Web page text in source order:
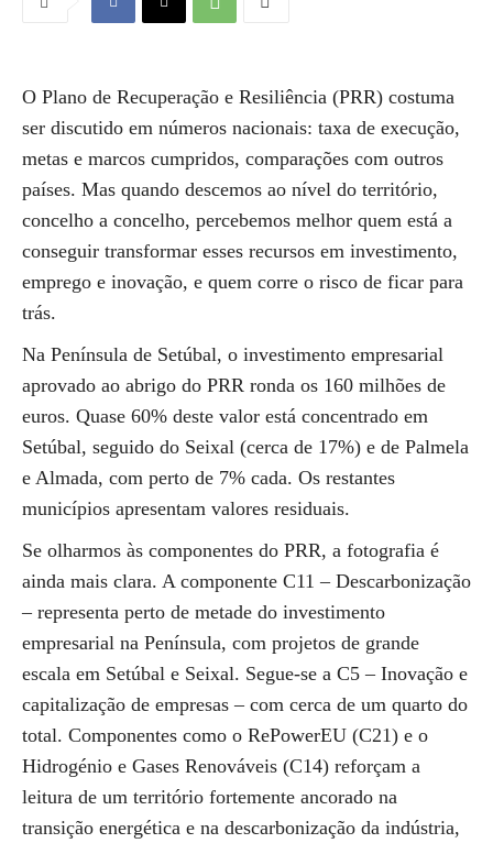
O Plano de Recuperação e Resiliência (PRR) costuma
ser discutido em números nacionais: taxa de execução,
metas e marcos cumpridos, comparações com outros
países. Mas quando descemos ao nível do território,
concelho a concelho, percebemos melhor quem está a
conseguir transformar esses recursos em investimento,
emprego e inovação, e quem corre o risco de ficar para
trás.
Na Península de Setúbal, o investimento empresarial
aprovado ao abrigo do PRR ronda os 160 milhões de
euros. Quase 60% deste valor está concentrado em
Setúbal, seguido do Seixal (cerca de 17%) e de Palmela
e Almada, com perto de 7% cada. Os restantes
municípios apresentam valores residuais.
Se olharmos às componentes do PRR, a fotografia é
ainda mais clara. A componente C11 – Descarbonização
– representa perto de metade do investimento
empresarial na Península, com projetos de grande
escala em Setúbal e Seixal. Segue-se a C5 – Inovação e
capitalização de empresas – com cerca de um quarto do
total. Componentes como o RePowerEU (C21) e o
Hidrogénio e Gases Renováveis (C14) reforçam a
leitura de um território fortemente ancorado na
transição energética e na descarbonização da indústria,